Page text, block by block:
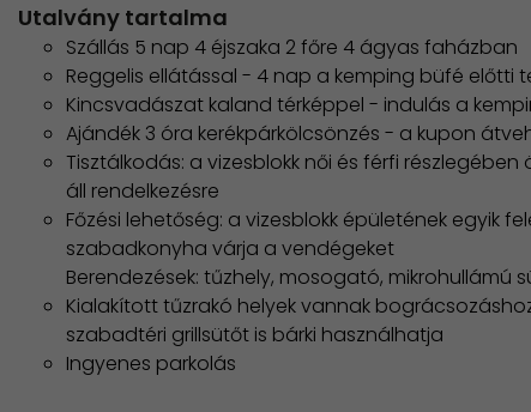
Utalvány tartalma
Szállás 5 nap 4 éjszaka 2 főre 4 ágyas faházban
Reggelis ellátással - 4 nap a kemping büfé előtti
Kincsvadászat kaland térképpel - indulás a
Ajándék 3 óra kerékpárkölcsönzés - a kupon
Tisztálkodás: a vizesblokk női és férfi
áll rendelkezésre
Főzési lehetőség: a vizesblokk épületének egyik
szabadkonyha várja a vendégeket
Berendezések: tűzhely, mosogató, mikrohullámú
Kialakított tűzrakó helyek vannak
szabadtéri grillsütőt is bárki használhatja
Ingyenes parkolás